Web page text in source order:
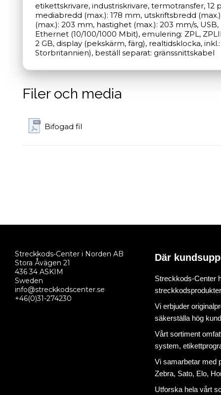
etikettskrivare, industriskrivare, termotransfer, 12
mediabredd (max.): 178 mm, utskriftsbredd
(max.): 203 mm, hastighet (max.): 203 mm/s,
Ethernet (10/100/1000 Mbit), emulering: ZPL,
2 GB, display (pekskärm, färg), realtidsklocka,
Storbritannien), beställ separat: gränssnittskabel
Filer och media
Bifogad fil
Streckkods-Center i Norden AB
Stora Åvägen 21
436 34 ASKIM
Sweden
info@streckkodscenter.se
+46(0)31-274230
Där
Streckkods-Center
Vi erbjuder
säkerställa hög
Vårt sortiment
system,
Vi samarbetar med
Zebra, Sato, Elo,
Utforska hela vårt